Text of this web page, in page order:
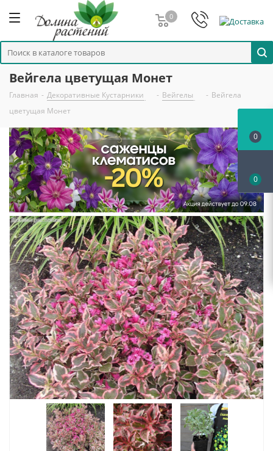
0
Вейгела цветущая Монет
Главная - Декоративные Кустарники - Вейгелы - Вейгела
цветущая Монет
0
0